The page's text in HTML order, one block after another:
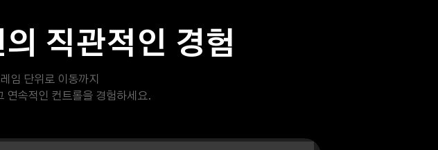
직관적인 경험
임 단위로 이동까지
연속적인 컨트롤을 경험하세요.